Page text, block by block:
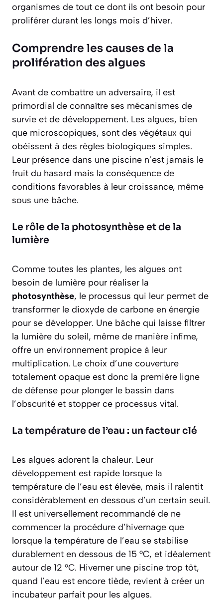
organismes de tout ce dont ils ont besoin pour
proliférer durant les longs mois d’hiver.
Comprendre les causes de la
prolifération des algues
Avant de combattre un adversaire, il est
primordial de connaître ses mécanismes de
survie et de développement. Les algues, bien
que microscopiques, sont des végétaux qui
obéissent à des règles biologiques simples.
Leur présence dans une piscine n’est jamais le
fruit du hasard mais la conséquence de
conditions favorables à leur croissance, même
sous une bâche.
Le rôle de la photosynthèse et de la
lumière
Comme toutes les plantes, les algues ont
besoin de lumière pour réaliser la
photosynthèse, le processus qui leur permet de
transformer le dioxyde de carbone en énergie
pour se développer. Une bâche qui laisse filtrer
la lumière du soleil, même de manière infime,
offre un environnement propice à leur
multiplication. Le choix d’une couverture
totalement opaque est donc la première ligne
de défense pour plonger le bassin dans
l’obscurité et stopper ce processus vital.
La température de l’eau : un facteur clé
Les algues adorent la chaleur. Leur
développement est rapide lorsque la
température de l’eau est élevée, mais il ralentit
considérablement en dessous d’un certain seuil.
Il est universellement recommandé de ne
commencer la procédure d’hivernage que
lorsque la température de l’eau se stabilise
durablement en dessous de 15 °C, et idéalement
autour de 12 °C. Hiverner une piscine trop tôt,
quand l’eau est encore tiède, revient à créer un
incubateur parfait pour les algues.